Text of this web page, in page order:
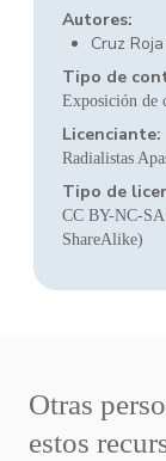
Autores:
Cruz
Tipo de
Exposición de
Licenciante:
Radialistas
Tipo de
CC BY-NC-
ShareAlike)
Otras
estos